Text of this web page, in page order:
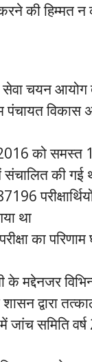
की हिम्मत
चयन आयोग
पंचायत विकास
2016 को
संचालित की गई
परीक्षार्थियों
था
का परिणाम
के मद्देनजर
द्वारा
जांच समिति